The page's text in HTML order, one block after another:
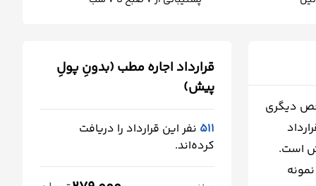
دیگری
است.
قرارداد اجاره مطب (بدونِ پولِ
پیش)
511 نفر این قرارداد را دریافت
کرده‌اند.